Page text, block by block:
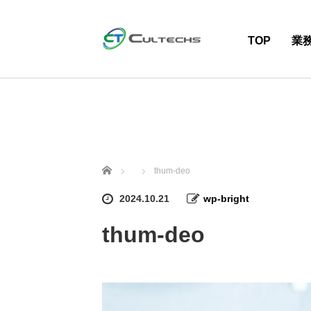
TOP 業
ホーム thum-deo
2024.10.21 wp-bright
thum-deo